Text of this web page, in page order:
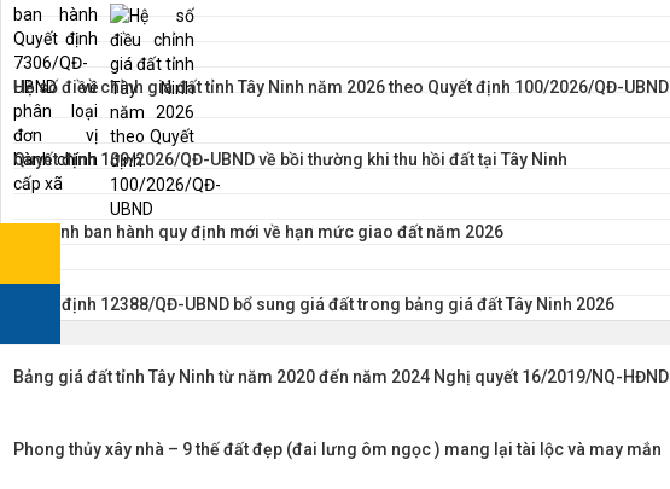
Hệ số điều chỉnh giá đất tỉnh Tây Ninh năm 2026 theo Quyết định 100/2026/QĐ-UBND
Quyết định 109/2026/QĐ-UBND về bồi thường khi thu hồi đất tại Tây Ninh
Tây Ninh ban hành quy định mới về hạn mức giao đất năm 2026
Quyết định 12388/QĐ-UBND bổ sung giá đất trong bảng giá đất Tây Ninh 2026
Bảng giá đất tỉnh Tây Ninh từ năm 2020 đến năm 2024 Nghị quyết 16/2019/NQ-HĐND
Phong thủy xây nhà – 9 thế đất đẹp (đai lưng ôm ngọc ) mang lại tài lộc và may mắn